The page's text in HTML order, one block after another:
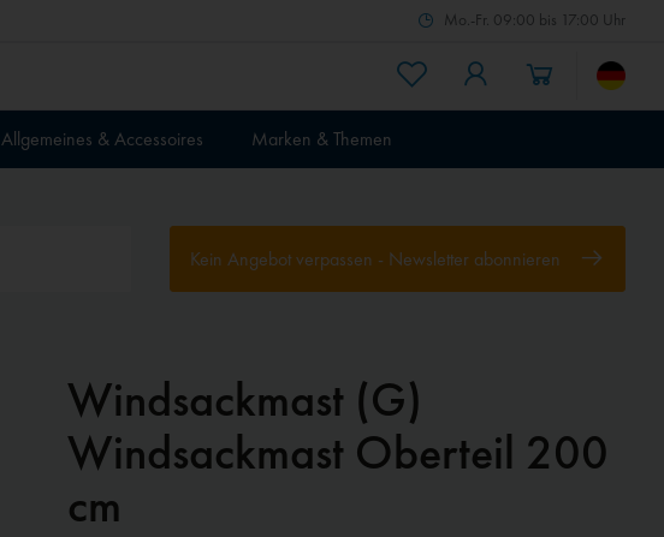
Mo.-Fr. 09:00 bis 17:00 Uhr
Allgemeines & Accessoires Marken & Themen
Kein Angebot verpassen - Newsletter abonnieren
Windsackmast (G)
Windsackmast Oberteil 200
cm